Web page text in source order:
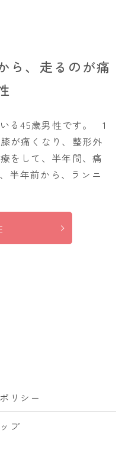
ら、走るのが痛
る45歳男性です。 1
が痛くなり、整形外
をして、半年間、痛
半年前から、ランニ
リシー
プ